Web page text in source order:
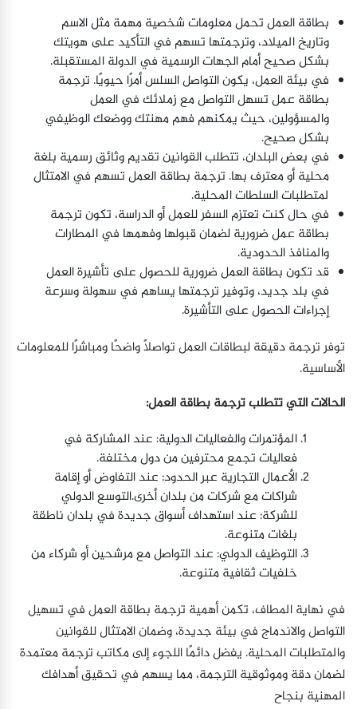
بطاقة العمل تحمل معلومات شخصية مهمة مثل الاسم
وتاريخ الميلاد، وترجمتها تسهم في التأكيد على هويتك
بشكل صحيح أمام الجهات الرسمية في الدولة المستقبلة.
في بيئة العمل، يكون التواصل السلس أمرًا حيويًا. ترجمة
بطاقة عمل تسهل التواصل مع زملائك في العمل
والمسؤولين، حيث يمكنهم فهم مهنتك ووضعك الوظيفي
بشكل صحيح.
في بعض البلدان، تتطلب القوانين تقديم وثائق رسمية بلغة
محلية أو معترف بها. ترجمة بطاقة العمل تسهم في الامتثال
لمتطلبات السلطات المحلية.
في حال كنت تعتزم السفر للعمل أو الدراسة، تكون ترجمة
بطاقة عمل ضرورية لضمان قبولها وفهمها في المطارات
والمنافذ الحدودية.
قد تكون بطاقة العمل ضرورية للحصول على تأشيرة العمل
في بلد جديد، وتوفير ترجمتها يساهم في سهولة وسرعة
إجراءات الحصول على التأشيرة.
توفر ترجمة دقيقة لبطاقات العمل تواصلًا واضحًا ومباشرًا للمعلومات
الأساسية.
الحالات التي تتطلب ترجمة بطاقة العمل:
المؤتمرات والفعاليات الدولية: عند المشاركة في
فعاليات تجمع محترفين من دول مختلفة.
الأعمال التجارية عبر الحدود: عند التفاوض أو إقامة
شراكات مع شركات من بلدان أخرى.التوسع الدولي
للشركة: عند استهداف أسواق جديدة في بلدان ناطقة
بلغات متنوعة.
التوظيف الدولي: عند التواصل مع مرشحين أو شركاء من
خلفيات ثقافية متنوعة.
في نهاية المطاف، تكمن أهمية ترجمة بطاقة العمل في تسهيل
التواصل والاندماج في بيئة جديدة، وضمان الامتثال للقوانين
والمتطلبات المحلية. يفضل دائمًا اللجوء إلى مكاتب ترجمة معتمدة
لضمان دقة وموثوقية الترجمة، مما يسهم في تحقيق أهدافك
المهنية بنجاح